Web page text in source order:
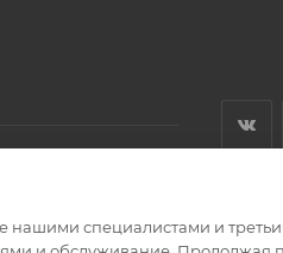
специалистами и